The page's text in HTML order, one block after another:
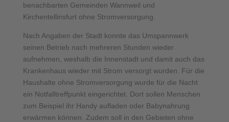
benachbarten Gemeinden Wannweil und
Kirchentellinsfurt ohne Stromversorgung.
Nach Angaben der Stadt konnte das Umspannwerk
seinen Betrieb nach mehreren Stunden wieder
aufnehmen, weshalb die Innenstadt und damit auch das
Krankenhaus wieder mit Strom versorgt wurden. Für die
Haushalte ohne Stromversorgung wurde für die Nacht
ein Notfalltreffpunkt eingerichtet. Dort sollen Menschen
zum Beispiel ihr Handy aufladen oder Babynahrung
erwärmen können. Zudem soll in den Gebieten ohne